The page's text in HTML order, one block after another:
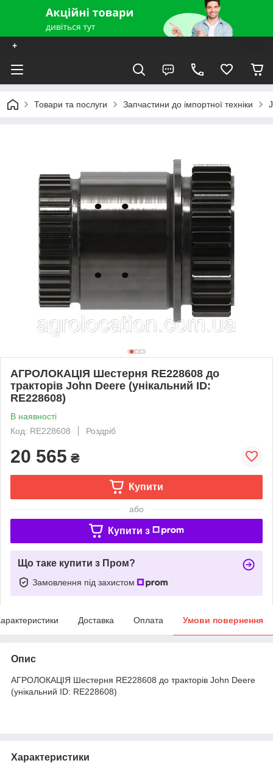
+
Товари та послуги Запчастини до імпортної техніки
АГРОЛОКАЦІЯ Шестерня RE228608 до
тракторів John Deere (унікальний ID:
RE228608)
В наявності
Код: RE228608
Роздріб
20 565 ₴
Купити
або
Купити з
Що таке купити з Пром?
Замовлення під захистом
Доставка Оплата Умови повернення
Опис
АГРОЛОКАЦІЯ Шестерня RE228608 до тракторів John Deere
(унікальний ID: RE228608)
Характеристики